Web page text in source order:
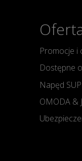
Promocje i
Dostępne
Napęd
OMODA &